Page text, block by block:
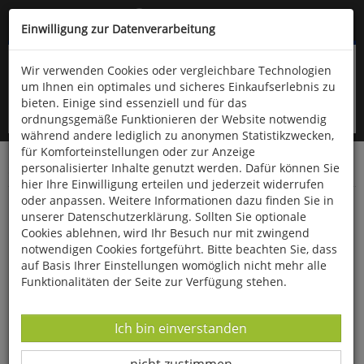
Kompletten Head der Seite überspringen
oder (06766) 9323-960
Startseite Bücher Kinderbücher
Das Biedermeier-Spielzeughaus
Einwilligung zur Datenverarbeitung
Wir verwenden Cookies oder vergleichbare Technologien
um Ihnen ein optimales und sicheres Einkaufserlebnis zu
bieten. Einige sind essenziell und für das
ordnungsgemäße Funktionieren der Website notwendig
während andere lediglich zu anonymen Statistikzwecken,
für Komforteinstellungen oder zur Anzeige
personalisierter Inhalte genutzt werden. Dafür können Sie
hier Ihre Einwilligung erteilen und jederzeit widerrufen
oder anpassen. Weitere Informationen dazu finden Sie in
unserer Datenschutzerklärung. Sollten Sie optionale
Cookies ablehnen, wird Ihr Besuch nur mit zwingend
notwendigen Cookies fortgeführt. Bitte beachten Sie, dass
auf Basis Ihrer Einstellungen womöglich nicht mehr alle
Funktionalitäten der Seite zur Verfügung stehen.
Datenverarbeitung -
Ich bin einverstanden